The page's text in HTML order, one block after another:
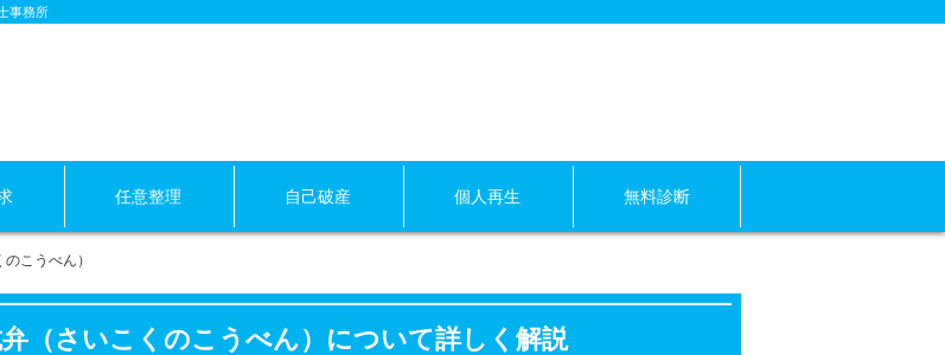
事務所
任意整理 自己破産 個人再生 無料診断
こうべん）
（さいこくのこうべん）について詳しく解説